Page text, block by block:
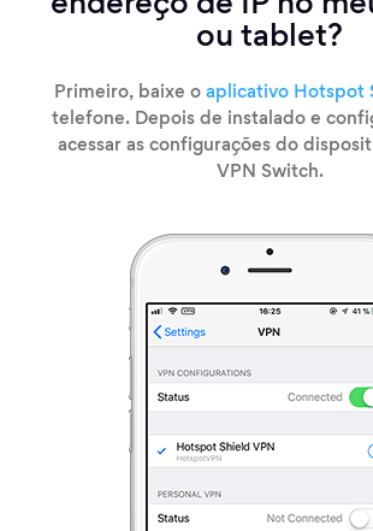
endereço de IP no
ou tablet?
Primeiro, baixe o aplicativo Hotspot
telefone. Depois de instalado e
acessar as configurações do
VPN Switch.